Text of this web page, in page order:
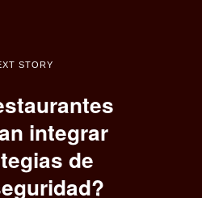
STORY
integrar
de